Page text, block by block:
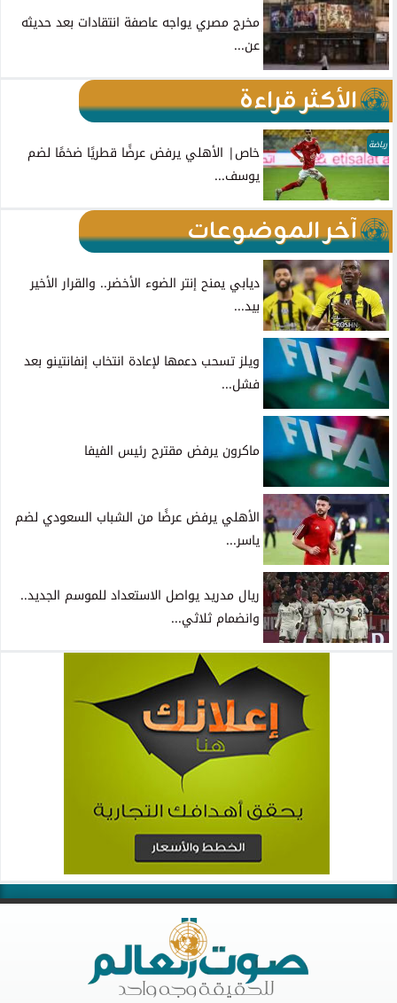
مخرج مصري يواجه عاصفة انتقادات بعد حديثه
عن...
الأكثر قراءة
رياضة
خاص| الأهلي يرفض عرضًا قطريًا ضخمًا لضم
يوسف...
آخر الموضوعات
ديابي يمنح إنتر الضوء الأخضر.. والقرار الأخير
بيد...
ويلز تسحب دعمها لإعادة انتخاب إنفانتينو بعد
فشل...
ماكرون يرفض مقترح رئيس الفيفا
الأهلي يرفض عرضًا من الشباب السعودي لضم
ياسر...
ريال مدريد يواصل الاستعداد للموسم الجديد..
وانضمام ثلاثي...